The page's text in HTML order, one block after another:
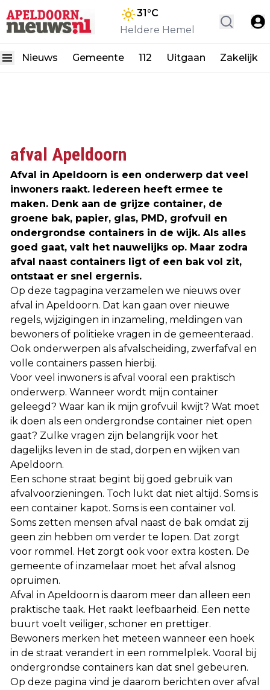
31°C
Heldere Hemel
Nieuws Gemeente 112 Uitgaan Zakelijk
afval Apeldoorn
Afval in Apeldoorn is een onderwerp dat veel
inwoners raakt. Iedereen heeft ermee te
maken. Denk aan de grijze container, de
groene bak, papier, glas, PMD, grofvuil en
ondergrondse containers in de wijk. Als alles
goed gaat, valt het nauwelijks op. Maar zodra
afval naast containers ligt of een bak vol zit,
ontstaat er snel ergernis.
Op deze tagpagina verzamelen we nieuws over
afval in Apeldoorn. Dat kan gaan over nieuwe
regels, wijzigingen in inzameling, meldingen van
bewoners of politieke vragen in de gemeenteraad.
Ook onderwerpen als afvalscheiding, zwerfafval en
volle containers passen hierbij.
Voor veel inwoners is afval vooral een praktisch
onderwerp. Wanneer wordt mijn container
geleegd? Waar kan ik mijn grofvuil kwijt? Wat moet
ik doen als een ondergrondse container niet open
gaat? Zulke vragen zijn belangrijk voor het
dagelijks leven in de stad, dorpen en wijken van
Apeldoorn.
Een schone straat begint bij goed gebruik van
afvalvoorzieningen. Toch lukt dat niet altijd. Soms is
een container kapot. Soms is een container vol.
Soms zetten mensen afval naast de bak omdat zij
geen zin hebben om verder te lopen. Dat zorgt
voor rommel. Het zorgt ook voor extra kosten. De
gemeente of inzamelaar moet het afval alsnog
opruimen.
Afval in Apeldoorn is daarom meer dan alleen een
praktische taak. Het raakt leefbaarheid. Een nette
buurt voelt veiliger, schoner en prettiger.
Bewoners merken het meteen wanneer een hoek
in de straat verandert in een rommelplek. Vooral bij
ondergrondse containers kan dat snel gebeuren.
Op deze pagina vind je daarom berichten over afval